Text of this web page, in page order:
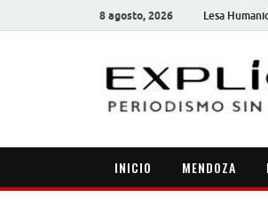
8 agosto, 2026 Lesa
INICIO MENDOZA